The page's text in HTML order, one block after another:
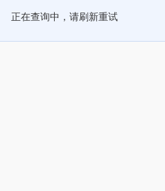
正在查询中，请刷新重试